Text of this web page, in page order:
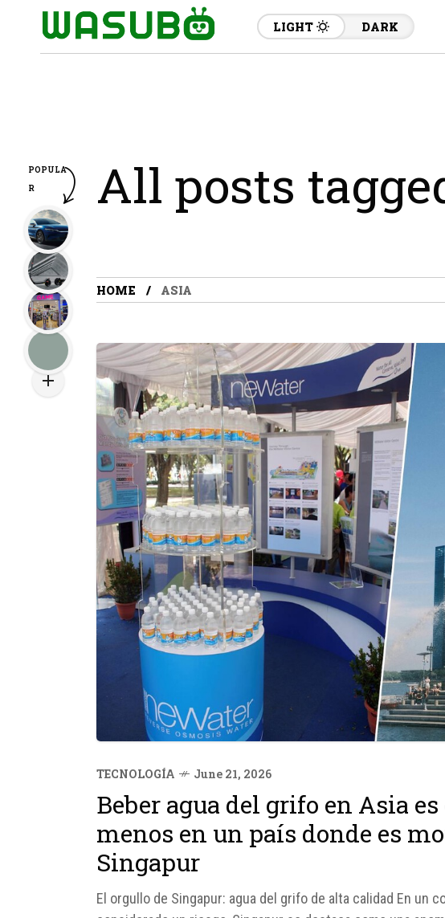
LIGHT DARK
All posts
HOME ASIA
TECNOLOGÍA June 21, 2026
Beber agua del grifo en Asia
menos en un país donde es
Singapur
El orgullo de Singapur: agua del grifo de alta calidad En un
POPULA
R